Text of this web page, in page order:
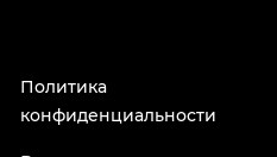
Политика
конфиденциальности